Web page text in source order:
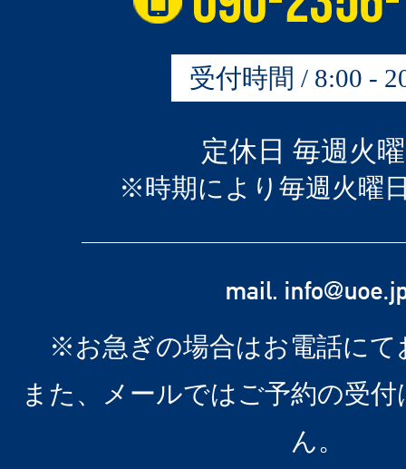
受付時間 / 8:00 -
定休日 毎週火
※時期により毎週火曜
※お急ぎの場合はお電話にて
また、メールではご予約の受
ん。